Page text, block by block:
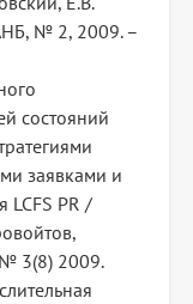
№ 2, 2009. –
состояний
заявками и
LCFS PR /
3(8) 2009.